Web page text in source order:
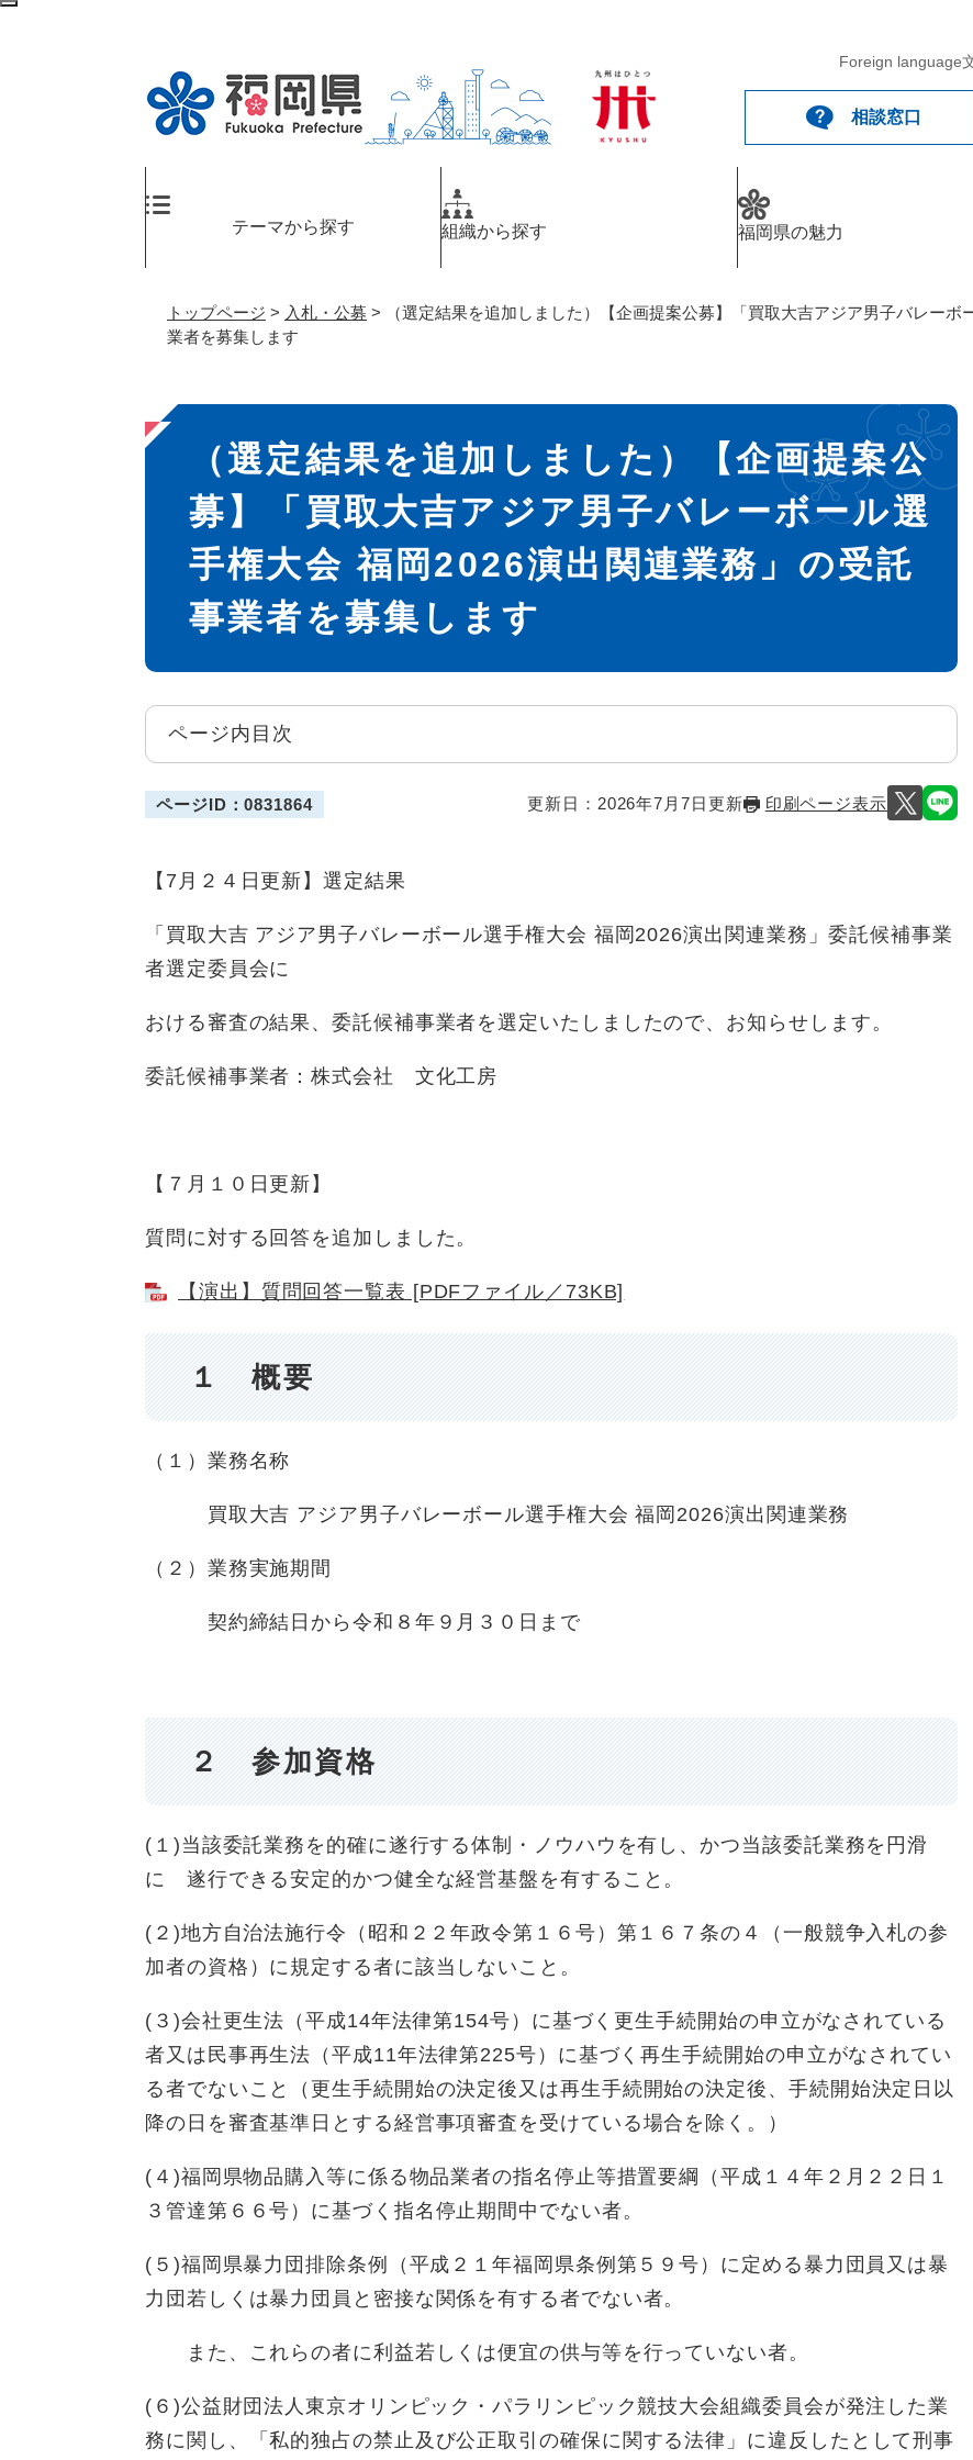
ペ
メ
Foreign language
相談窓口
テーマから探す 組織から探す 福岡県の魅力
トップページ > 入札・公募 >
（選定結果を追加しました）【企画提案公募】「買取大吉アジア男子バレー
業者を募集します
本
文
（選定結果を追加しました）【企画提案公
募】「買取大吉アジア男子バレーボール選
手権大会 福岡2026演出関連業務」の受託
事業者を募集します
ページ内目次
ページID：0831864 更新日：2026年7月7日更新 印刷ページ表示
【7月２４日更新】選定結果
「買取大吉 アジア男子バレーボール選手権大会 福岡2026演出関連業務」委託候補事業
者選定委員会に
おける審査の結果、委託候補事業者を選定いたしましたので、お知らせします。
委託候補事業者：株式会社 文化工房
【７月１０日更新】
質問に対する回答を追加しました。
【演出】質問回答一覧表 [PDFファイル／73KB]
１ 概要
（１）業務名称
買取大吉 アジア男子バレーボール選手権大会 福岡2026演出関連業務
（２）業務実施期間
契約締結日から令和８年９月３０日まで
２ 参加資格
(１)当該委託業務を的確に遂行する体制・ノウハウを有し、かつ当該委託業務を円滑
に 遂行できる安定的かつ健全な経営基盤を有すること。
(２)地方自治法施行令（昭和２２年政令第１６号）第１６７条の４（一般競争入札の参
加者の資格）に規定する者に該当しないこと。
(３)会社更生法（平成14年法律第154号）に基づく更生手続開始の申立がなされている
者又は民事再生法（平成11年法律第225号）に基づく再生手続開始の申立がなされてい
る者でないこと（更生手続開始の決定後又は再生手続開始の決定後、手続開始決定日以
降の日を審査基準日とする経営事項審査を受けている場合を除く。）
(４)福岡県物品購入等に係る物品業者の指名停止等措置要綱（平成１４年２月２２日１
３管達第６６号）に基づく指名停止期間中でない者。
(５)福岡県暴力団排除条例（平成２１年福岡県条例第５９号）に定める暴力団員又は暴
力団若しくは暴力団員と密接な関係を有する者でない者。
また、これらの者に利益若しくは便宜の供与等を行っていない者。
(６)公益財団法人東京オリンピック・パラリンピック競技大会組織委員会が発注した業
務に関し、「私的独占の禁止及び公正取引の確保に関する法律」に違反したとして刑事